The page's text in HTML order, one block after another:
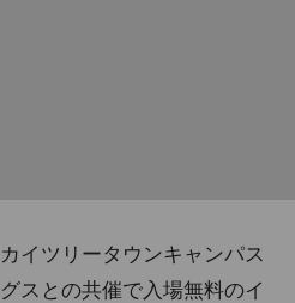
イツリータウンキャンパス
スとの共催で入場無料のイ